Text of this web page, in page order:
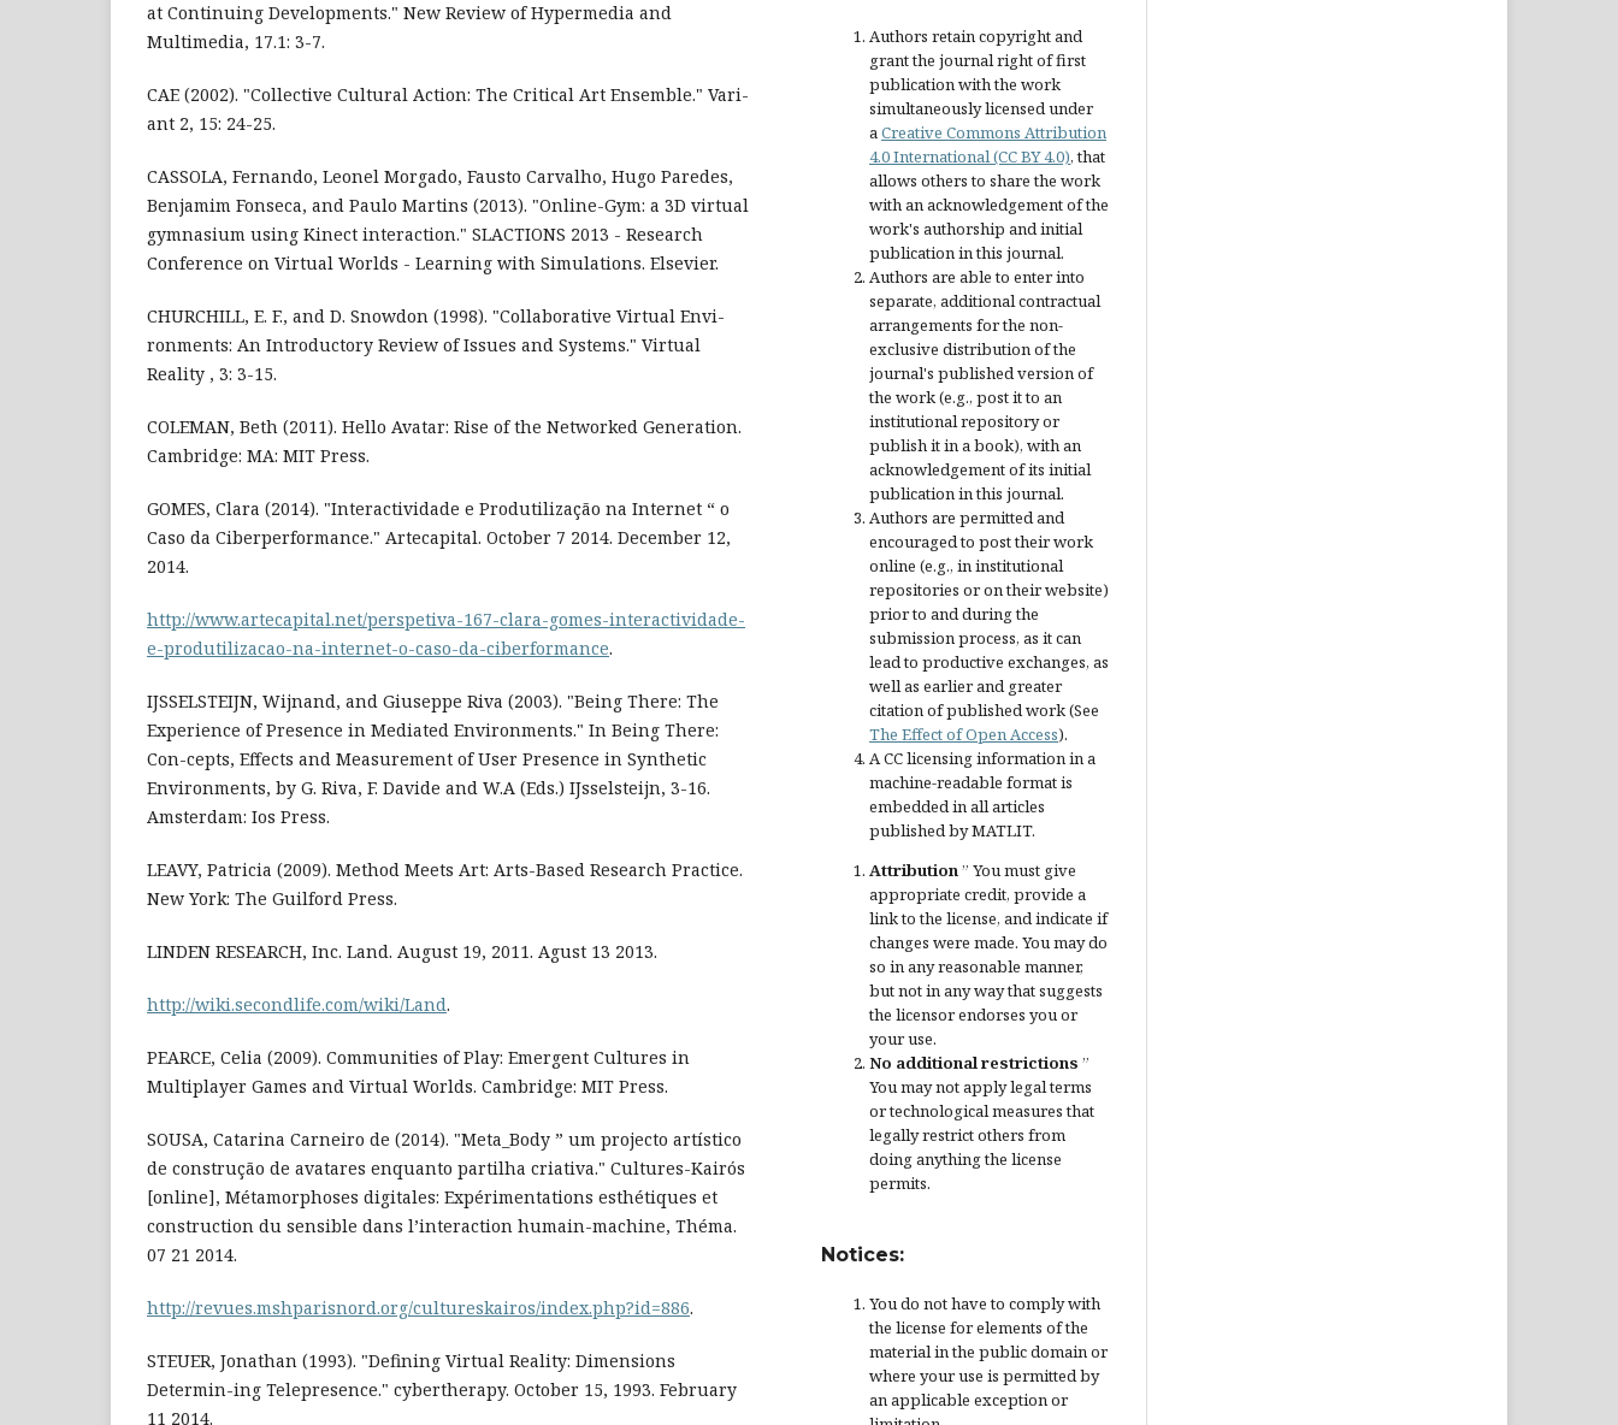
at Continuing Developments." New Review of Hypermedia and
Multimedia, 17.1: 3-7.
CAE (2002). "Collective Cultural Action: The Critical Art Ensemble." Vari-
ant 2, 15: 24-25.
CASSOLA, Fernando, Leonel Morgado, Fausto Carvalho, Hugo Paredes,
Benjamim Fonseca, and Paulo Martins (2013). "Online-Gym: a 3D virtual
gymnasium using Kinect interaction." SLACTIONS 2013 - Research
Conference on Virtual Worlds - Learning with Simulations. Elsevier.
CHURCHILL, E. F., and D. Snowdon (1998). "Collaborative Virtual Envi-
ronments: An Introductory Review of Issues and Systems." Virtual
Reality , 3: 3-15.
COLEMAN, Beth (2011). Hello Avatar: Rise of the Networked Generation.
Cambridge: MA: MIT Press.
GOMES, Clara (2014). "Interactividade e Produtilização na Internet “ o
Caso da Ciberperformance." Artecapital. October 7 2014. December 12,
2014.
http://www.artecapital.net/perspetiva-167-clara-gomes-interactividade-
e-produtilizacao-na-internet-o-caso-da-ciberformance.
IJSSELSTEIJN, Wijnand, and Giuseppe Riva (2003). "Being There: The
Experience of Presence in Mediated Environments." In Being There:
Con-cepts, Effects and Measurement of User Presence in Synthetic
Environments, by G. Riva, F. Davide and W.A (Eds.) IJsselsteijn, 3-16.
Amsterdam: Ios Press.
LEAVY, Patricia (2009). Method Meets Art: Arts-Based Research Practice.
New York: The Guilford Press.
LINDEN RESEARCH, Inc. Land. August 19, 2011. Agust 13 2013.
http://wiki.secondlife.com/wiki/Land.
PEARCE, Celia (2009). Communities of Play: Emergent Cultures in
Multiplayer Games and Virtual Worlds. Cambridge: MIT Press.
SOUSA, Catarina Carneiro de (2014). "Meta_Body ” um projecto artístico
de construção de avatares enquanto partilha criativa." Cultures-Kairós
[online], Métamorphoses digitales: Expérimentations esthétiques et
construction du sensible dans l’interaction humain-machine, Théma.
07 21 2014.
http://revues.mshparisnord.org/cultureskairos/index.php?id=886.
STEUER, Jonathan (1993). "Defining Virtual Reality: Dimensions
Determin-ing Telepresence." cybertherapy. October 15, 1993. February
11 2014.
Authors retain copyright and
grant the journal right of first
publication with the work
simultaneously licensed under
aCreative Commons Attribution
4.0 International (CC BY 4.0), that
allows others to share the work
with an acknowledgement of the
work's authorship and initial
publication in this journal.
Authors are able to enter into
separate, additional contractual
arrangements for the non-
exclusive distribution of the
journal's published version of
the work (e.g., post it to an
institutional repository or
publish it in a book), with an
acknowledgement of its initial
publication in this journal.
Authors are permitted and
encouraged to post their work
online (e.g., in institutional
repositories or on their website)
prior to and during the
submission process, as it can
lead to productive exchanges, as
well as earlier and greater
citation of published work (See
The Effect of Open Access).
A CC licensing information in a
machine-readable format is
embedded in all articles
published by MATLIT.
Attribution” You must give
appropriate credit, provide a
link to the license, andindicate if
changes were made. You may do
so in any reasonable manner,
but not in any way that suggests
the licensor endorses you or
your use.
No additional restrictions ”
You may not apply legal terms
ortechnological measuresthat
legally restrict others from
doing anything the license
permits.
Notices:
You do not have to comply with
the license for elements of the
material in the public domain or
where your use is permitted by
an applicable exception or